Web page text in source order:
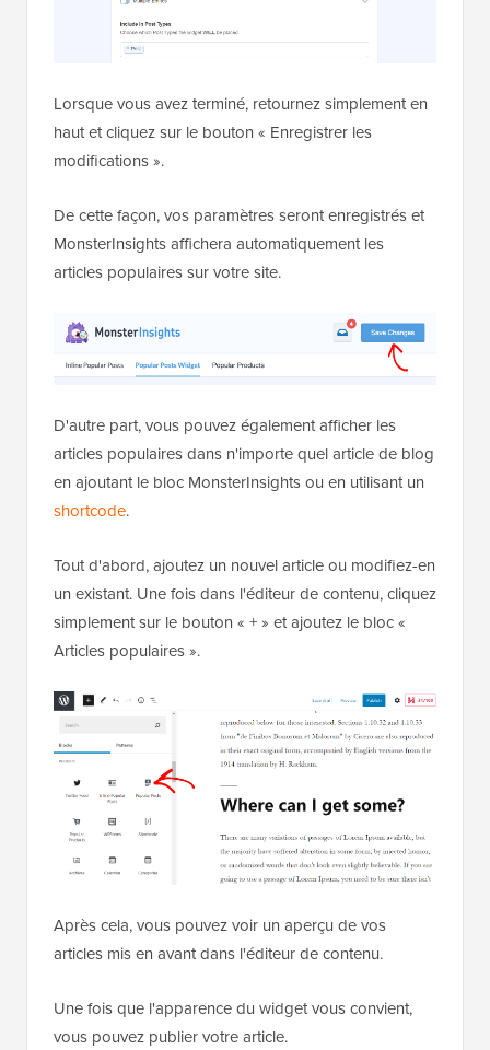
Lorsque vous avez terminé, retournez simplement en
haut et cliquez sur le bouton « Enregistrer les
modifications ».
De cette façon, vos paramètres seront enregistrés et
MonsterInsights affichera automatiquement les
articles populaires sur votre site.
D'autre part, vous pouvez également afficher les
articles populaires dans n'importe quel article de blog
en ajoutant le bloc MonsterInsights ou en utilisant un
shortcode.
Tout d'abord, ajoutez un nouvel article ou modifiez-en
un existant. Une fois dans l'éditeur de contenu, cliquez
simplement sur le bouton « + » et ajoutez le bloc «
Articles populaires ».
Après cela, vous pouvez voir un aperçu de vos
articles mis en avant dans l'éditeur de contenu.
Une fois que l'apparence du widget vous convient,
vous pouvez publier votre article.